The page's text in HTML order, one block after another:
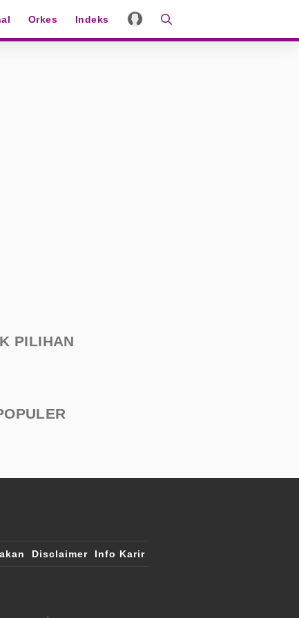
Orkes Indeks
PILIHAN
Disclaimer Info Karir